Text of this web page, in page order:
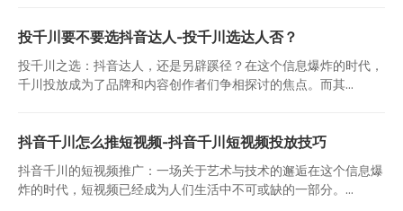
投千川要不要选抖音达人-投千川选达人否？
投千川之选：抖音达人，还是另辟蹊径？在这个信息爆炸的时代，
千川投放成为了品牌和内容创作者们争相探讨的焦点。而其...
抖音千川怎么推短视频-抖音千川短视频投放技巧
抖音千川的短视频推广：一场关于艺术与技术的邂逅在这个信息爆
炸的时代，短视频已经成为人们生活中不可或缺的一部分。...